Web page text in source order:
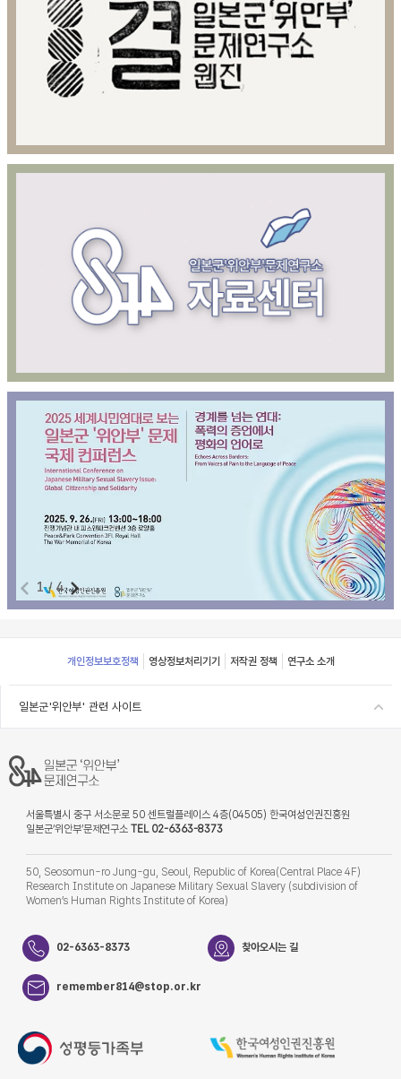
1/4
Footer
개인정보보호정책 영상정보처리기기 저작권 정책 연구소 소개
일본군'위안부' 관련 사이트
서울특별시 중구 서소문로 50 센트럴플레이스 4층(04505) 한국여성인권진흥원
일본군‘위안부’문제연구소 TEL 02-6363-8373
50, Seosomun-ro Jung-gu, Seoul, Republic of Korea(Central Place 4F)
Research Institute on Japanese Military Sexual Slavery (subdivision of
Women’s Human Rights Institute of Korea)
02-6363-8373 찾아오시는 길
remember814@stop.or.kr